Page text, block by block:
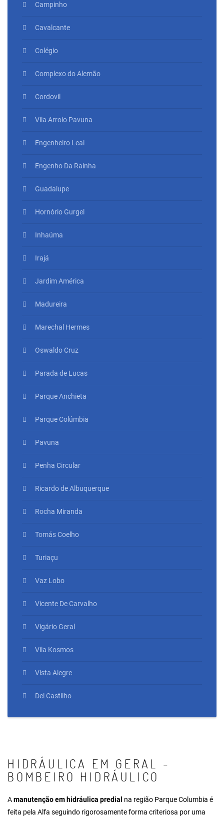
Campinho
Cavalcante
Colégio
Complexo do Alemão
Cordovil
Vila Arroio Pavuna
Engenheiro Leal
Engenho Da Rainha
Guadalupe
Hornório Gurgel
Inhaúma
Irajá
Jardim América
Madureira
Marechal Hermes
Oswaldo Cruz
Parada de Lucas
Parque Anchieta
Parque Colúmbia
Pavuna
Penha Circular
Ricardo de Albuquerque
Rocha Miranda
Tomás Coelho
Turiaçu
Vaz Lobo
Vicente De Carvalho
Vigário Geral
Vila Kosmos
Vista Alegre
Del Castilho
HIDRÁULICA EM GERAL -
BOMBEIRO HIDRÁULICO
Amanutenção em hidráulica predial na região Parque Columbia é
feita pela Alfa seguindo rigorosamente forma criteriosa por uma